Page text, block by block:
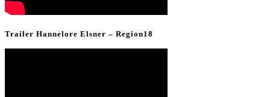
Trailer Hannelore Elsner – Region18